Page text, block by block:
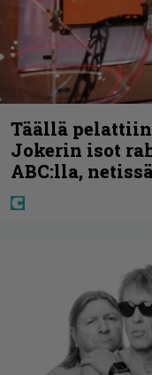
Täällä
Jokerin isot
ABC:lla,